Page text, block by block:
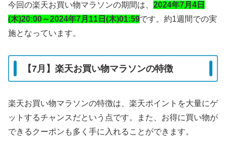
今回の楽天お買い物マラソンの期間は、 2024年7月4日
(木)20:00～2024年7月11日(木)01:59です。約1週間での実
施となっています。
【7月】楽天お買い物マラソンの特徴
楽天お買い物マラソンの特徴は、楽天ポイントを大量にゲ
ットするチャンスだという点です。また、お得に買い物が
できるクーポンも多く手に入れることができます。